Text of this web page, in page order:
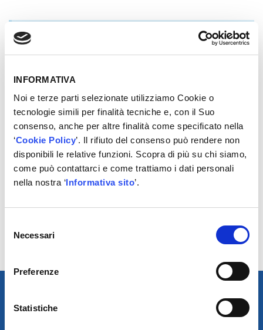
INFORMATIVA
Noi e terze parti selezionate utilizziamo Cookie o
tecnologie simili per finalità tecniche e, con il Suo
consenso, anche per altre finalità come specificato nella
‘Cookie Policy’. Il rifiuto del consenso può rendere non
disponibili le relative funzioni. Scopra di più su chi siamo,
come può contattarci e come trattiamo i dati personali
nella nostra ‘Informativa sito’.
delNecessari
Preferenze
Statistiche
VUOI CONOSCERE IL PREZZO?
Contattaci!
×
POTREBBERO
INTERESSARTI
No results found.